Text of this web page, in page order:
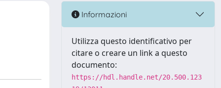
Informazioni
Utilizza questo identificativo per
citare o creare un link a questo
documento:
https://hdl.handle.net/20.500.123